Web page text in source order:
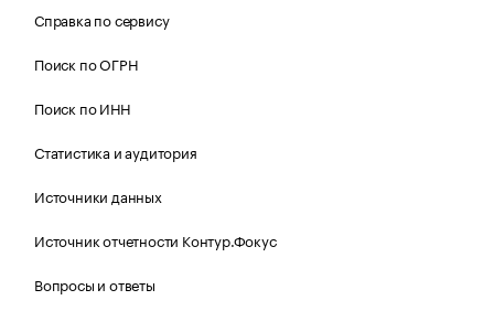
Справка по сервису
Поиск по ОГРН
Поиск по ИНН
Статистика и аудитория
Источники данных
Источник отчетности Контур.Фокус
Вопросы и ответы